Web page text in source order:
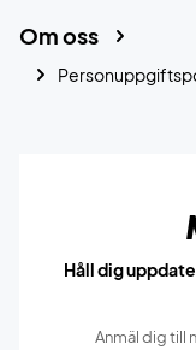
Om oss
Håll dig
Anmäl dig till